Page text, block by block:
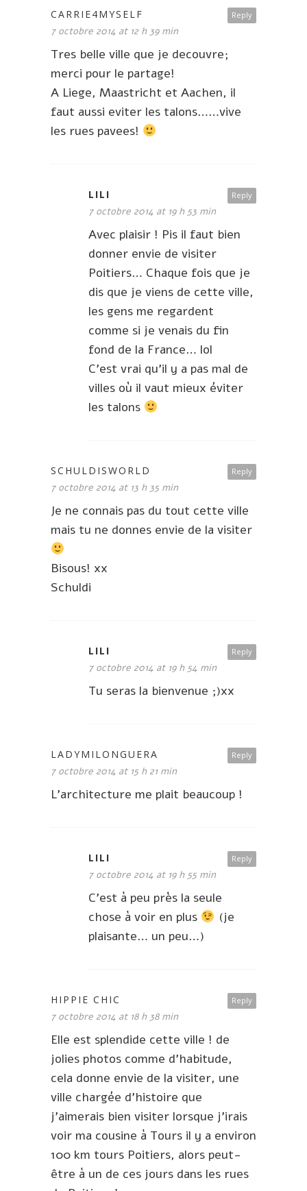
Reply
CARRIE4MYSELF
7 octobre 2014 at 12 h 39 min
Tres belle ville que je decouvre;
merci pour le partage!
A Liege, Maastricht et Aachen, il
faut aussi eviter les talons……vive
les rues pavees!
Reply
LILI
7 octobre 2014 at 19 h 53 min
Avec plaisir ! Pis il faut bien
donner envie de visiter
Poitiers… Chaque fois que je
dis que je viens de cette ville,
les gens me regardent
comme si je venais du fin
fond de la France… lol
C’est vrai qu’il y a pas mal de
villes où il vaut mieux éviter
les talons
Reply
SCHULDISWORLD
7 octobre 2014 at 13 h 35 min
Je ne connais pas du tout cette ville
mais tu ne donnes envie de la visiter
Bisous! xx
Schuldi
Reply
LILI
7 octobre 2014 at 19 h 54 min
Tu seras la bienvenue ;)xx
Reply
LADYMILONGUERA
7 octobre 2014 at 15 h 21 min
L’architecture me plait beaucoup !
Reply
LILI
7 octobre 2014 at 19 h 55 min
C’est à peu près la seule
chose à voir en plus
(je
plaisante… un peu…)
Reply
HIPPIE CHIC
7 octobre 2014 at 18 h 38 min
Elle est splendide cette ville ! de
jolies photos comme d’habitude,
cela donne envie de la visiter, une
ville chargée d’histoire que
j’aimerais bien visiter lorsque j’irais
voir ma cousine à Tours il y a environ
100 km tours Poitiers, alors peut-
être à un de ces jours dans les rues